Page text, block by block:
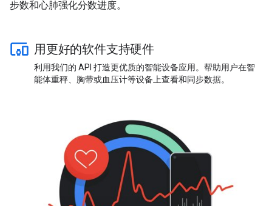
步数和心肺强化分数进度。
用更好的软件支持硬件
利用我们的 API 打造更优质的智能设备应用。帮助用户在智
能体重秤、胸带或血压计等设备上查看和同步数据。